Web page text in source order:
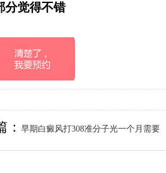
分觉得不错
： 早期白癜风打308准分子光一个月需要
几次